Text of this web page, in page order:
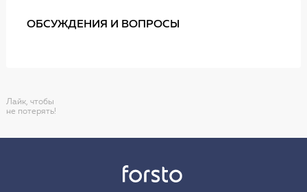
ОБСУЖДЕНИЯ И ВОПРОСЫ
Лайк, чтобы
не потерять!